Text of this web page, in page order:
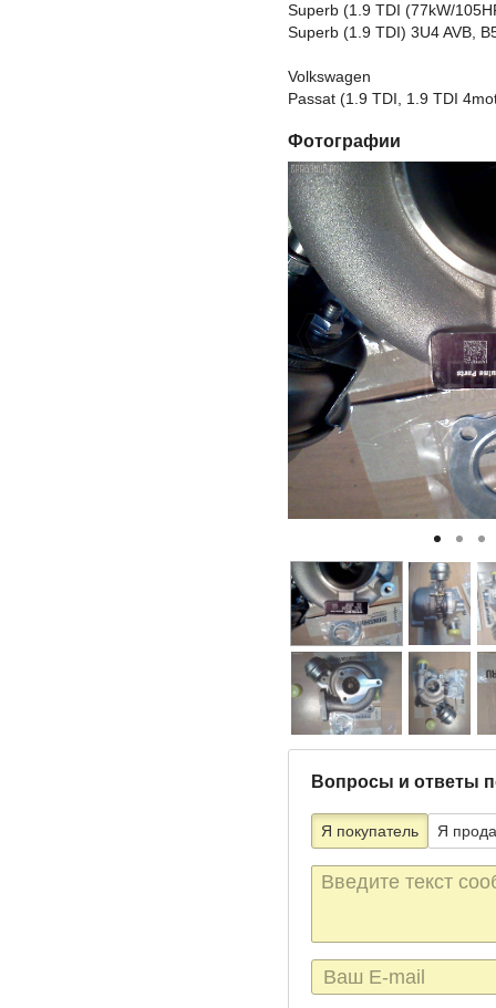
Superb (1.9 TDI (77kW/
Superb (1.9 TDI) 3U4 AVB,
Volkswagen
Passat (1.9 TDI, 1.9 TDI
Фотографии
Вопросы и ответы
Я покупатель Я
Текст
сообщения
E-
mail